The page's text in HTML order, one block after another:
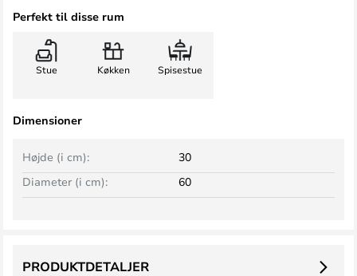
Perfekt til disse rum
Stue Køkken Spisestue
Dimensioner
Højde (i cm):
30
Diameter (i cm):
60
PRODUKTDETALJER